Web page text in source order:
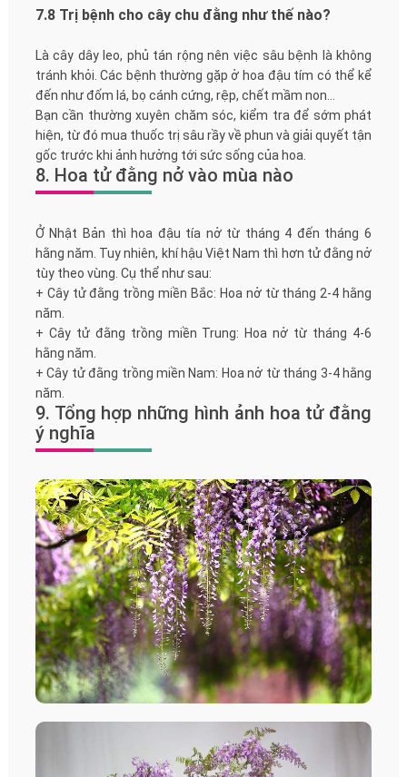
7.8 Trị bệnh cho cây chu đằng như thế nào?
Là cây dây leo, phủ tán rộng nên việc sâu bệnh là không
tránh khỏi. Các bệnh thường gặp ở hoa đậu tím có thể kể
đến như đốm lá, bọ cánh cứng, rệp, chết mầm non…
Bạn cần thường xuyên chăm sóc, kiểm tra để sớm phát
hiện, từ đó mua thuốc trị sâu rầy về phun và giải quyết tận
gốc trước khi ảnh hưởng tới sức sống của hoa.
8. Hoa tử đằng nở vào mùa nào
Ở Nhật Bản thì hoa đậu tía nở từ tháng 4 đến tháng 6
hằng năm. Tuy nhiên, khí hậu Việt Nam thì hơn tử đằng nở
tùy theo vùng. Cụ thể như sau:
+ Cây tử đằng trồng miền Bắc: Hoa nở từ tháng 2-4 hằng
năm.
+ Cây tử đằng trồng miền Trung: Hoa nở từ tháng 4-6
hằng năm.
+ Cây tử đằng trồng miền Nam: Hoa nở từ tháng 3-4 hằng
năm.
9. Tổng hợp những hình ảnh hoa tử đằng
ý nghĩa